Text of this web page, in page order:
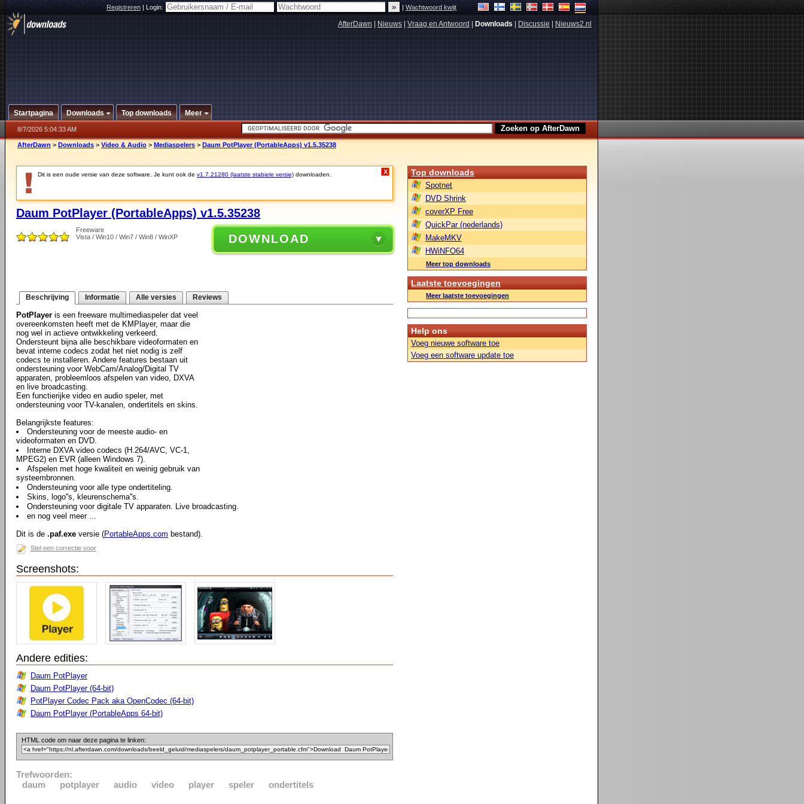
Registreren|Login: |Wachtwoord kwijt
AfterDawn Nieuws Vraag en Antwoord Downloads Discussie Nieuws2.nl
Startpagina Downloads Top downloads Meer
8/7/2026 5:04:33 AM
AfterDawn > Downloads > Video & Audio > Mediaspelers > Daum PotPlayer (PortableApps) v1.5.35238
Dit is een oude versie van deze software. Je kunt ook de v1.7.21280 (laatste stabiele versie) downloaden. X
Daum PotPlayer (PortableApps) v1.5.35238
Freeware
Vista / Win10 / Win7 / Win8 / WinXP
DOWNLOAD
Beschrijving Informatie Alle versies Reviews
PotPlayer is een freeware multimediaspeler dat veel
overeenkomsten heeft met de KMPlayer, maar die
nog wel in actieve ontwikkeling verkeerd.
Ondersteunt bijna alle beschikbare videoformaten en
bevat interne codecs zodat het niet nodig is zelf
codecs te installeren. Andere features bestaan uit
ondersteuning voor WebCam/Analog/Digital TV
apparaten, probleemloos afspelen van video, DXVA
en live broadcasting.
Een functierijke video en audio speler, met
ondersteuning voor TV-kanalen, ondertitels en skins.
Belangrijkste features:
Ondersteuning voor de meeste audio- en
videoformaten en DVD.
Interne DXVA video codecs (H.264/AVC, VC-1,
MPEG2) en EVR (alleen Windows 7).
Afspelen met hoge kwaliteit en weinig gebruik van
systeembronnen.
Ondersteuning voor alle type ondertiteling.
Skins, logo''s, kleurenschema''s.
Ondersteuning voor digitale TV apparaten. Live broadcasting.
en nog veel meer ...
Dit is de .paf.exe versie (PortableApps.com bestand).
Stel een correctie voor
Screenshots:
Andere edities:
Daum PotPlayer
Daum PotPlayer (64-bit)
PotPlayer Codec Pack aka OpenCodec (64-bit)
Daum PotPlayer (PortableApps 64-bit)
HTML code om naar deze pagina te linken:
Trefwoorden:
daum
potplayer audio video player speler ondertitels
Top downloads
Spotnet
DVD Shrink
coverXP Free
QuickPar (nederlands)
MakeMKV
HWiNFO64
Meer top downloads
Laatste toevoegingen
Meer laatste toevoegingen
Help ons
Voeg nieuwe software toe
Voeg een software update toe